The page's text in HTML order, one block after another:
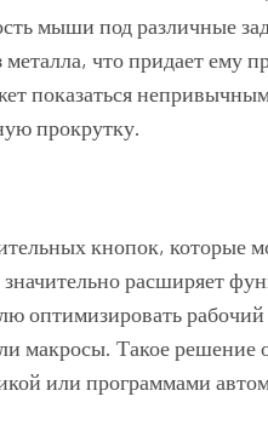
мыши под различные
что придает ему
показаться
прокрутку.
кнопок, которые
расширяет
оптимизировать
макросы. Такое решение
или программами